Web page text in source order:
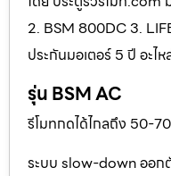
2. BSM 800DC 3.
ประกันมอเตอร์ 5 ปี อะไ
รุ่น BSM AC
รีโมทกดได้ไกลถึง 50-
ระบบ slow-down ออก